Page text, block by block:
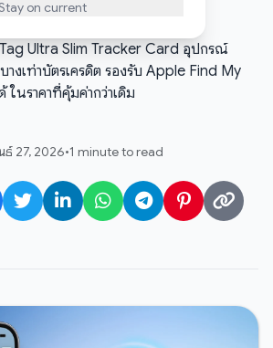
on current
Ultra Slim Tracker Card อุปกรณ์
งเท่าบัตรเครดิต รองรับ Apple Find My
ในราคาที่คุ้มค่ากว่าเดิม
27, 2026•1 minute to read